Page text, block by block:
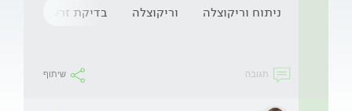
ניתוח וריקוצלה וריקוצלה בדיקת זרע
תגובה שיתוף